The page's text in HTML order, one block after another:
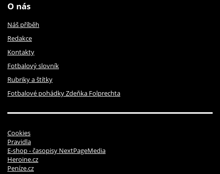
O nás
Náš příběh
Redakce
Kontakty
Fotbalový slovník
Rubriky a štítky
Fotbalové pohádky Zdeňka Folprechta
Cookies
Pravidla
E-shop - časopisy NextPageMedia
Heroine.cz
Peníze.cz